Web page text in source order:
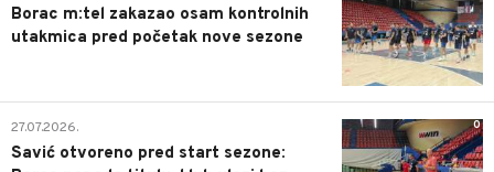
Borac m:tel zakazao osam kontrolnih
utakmica pred početak nove sezone
0
27.07.2026.
Savić otvoreno pred start sezone: